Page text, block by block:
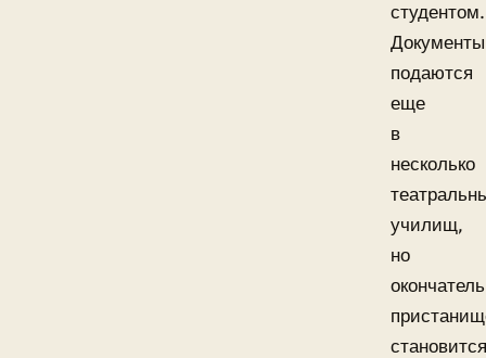
студентом.
Документы
подаются
еще
в
несколько
училищ,
но
становится